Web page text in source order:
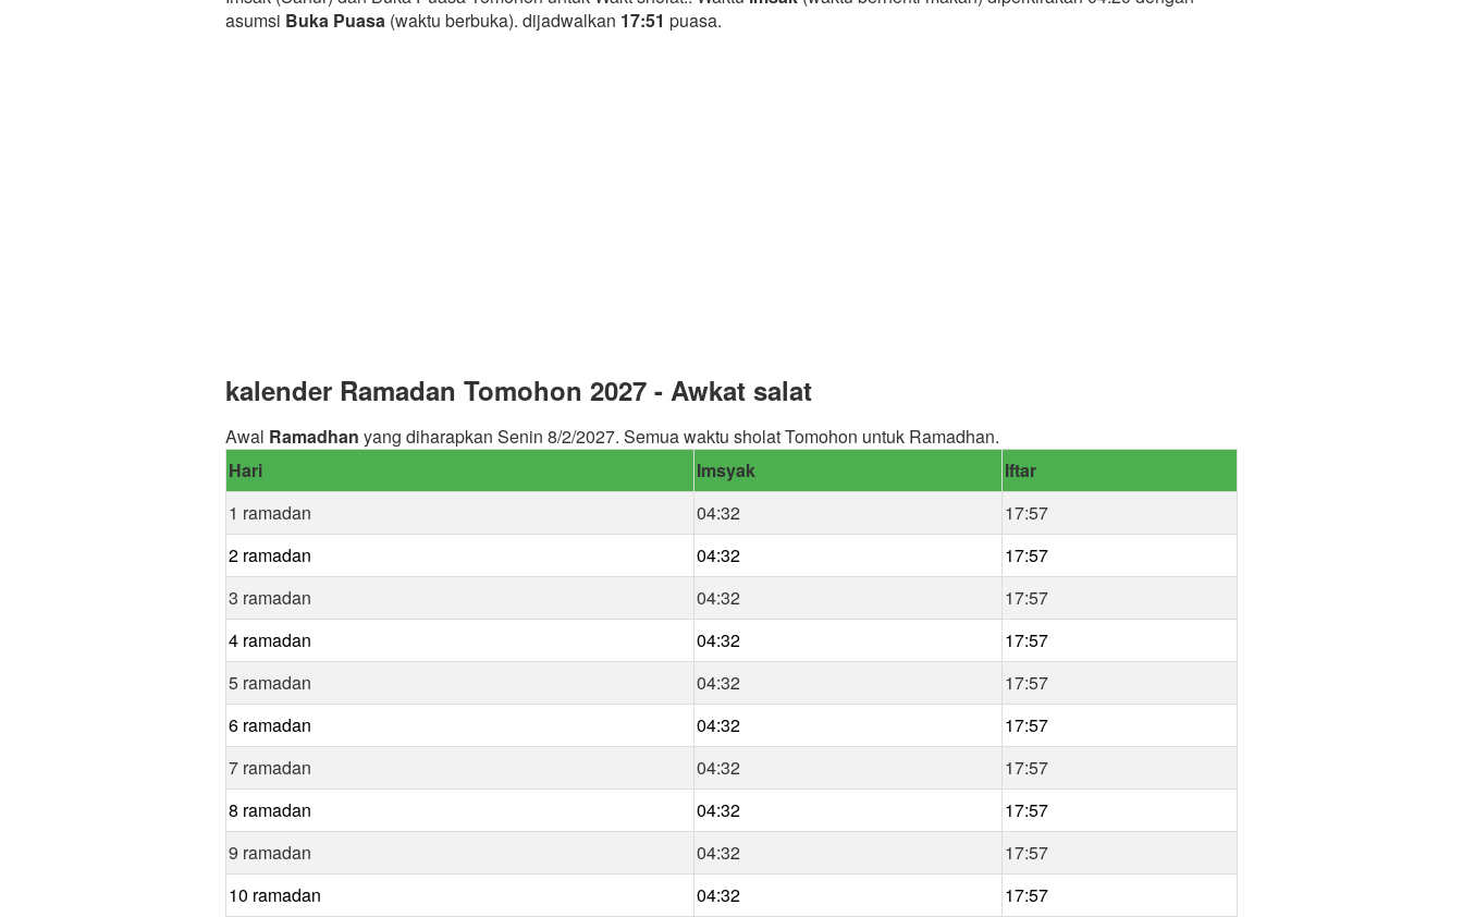
asumsi Buka Puasa (waktu berbuka). dijadwalkan 17:51 puasa.
kalender Ramadan Tomohon 2027 - Awkat salat
Awal Ramadhan yang diharapkan Senin 8/2/2027. Semua waktu sholat Tomohon untuk Ramadhan.
Hari
Imsyak
Iftar
1 ramadan
04:32
17:57
2 ramadan
04:32
17:57
3 ramadan
04:32
17:57
4 ramadan
04:32
17:57
5 ramadan
04:32
17:57
6 ramadan
04:32
17:57
7 ramadan
04:32
17:57
8 ramadan
04:32
17:57
9 ramadan
04:32
17:57
10 ramadan
04:32 17:57